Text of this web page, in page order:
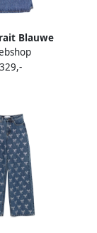
Blauwe
met Rits
Dames